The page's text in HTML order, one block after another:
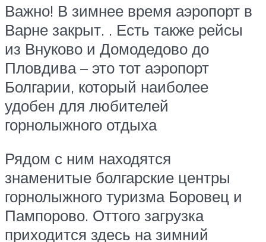
Важно! В зимнее время аэропорт в
Варне закрыт. . Есть также рейсы
из Внуково и Домодедово до
Пловдива – это тот аэропорт
Болгарии, который наиболее
удобен для любителей
горнолыжного отдыха
Рядом с ним находятся
знаменитые болгарские центры
горнолыжного туризма Боровец и
Пампорово. Оттого загрузка
приходится здесь на зимний